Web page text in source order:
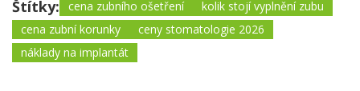
Štítky: cena zubního ošetření
kolik stojí vyplnění zubu
cena zubní korunky
ceny stomatologie 2026
náklady na implantát